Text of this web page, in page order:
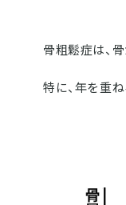
骨粗鬆症は、
特に、年を重